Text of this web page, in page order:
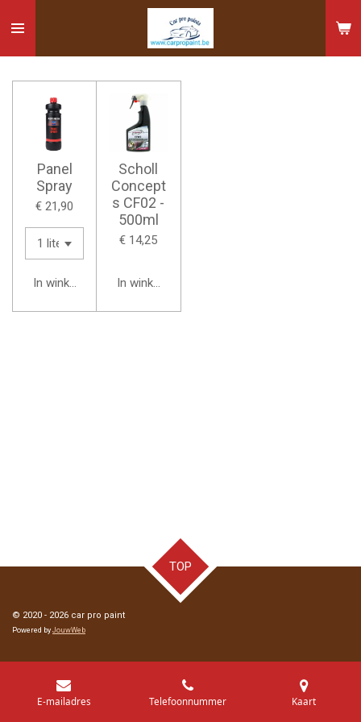
direct
naar
de
hoofdinhoud
Panel
Spray
€ 21,90
In winkelwagen
Scholl
Concept
s CF02 -
500ml
€ 14,25
In winkelwagen
TOP
© 2020 - 2026 car pro paint
Powered by JouwWeb
E-mailadres Telefoonnummer Kaart